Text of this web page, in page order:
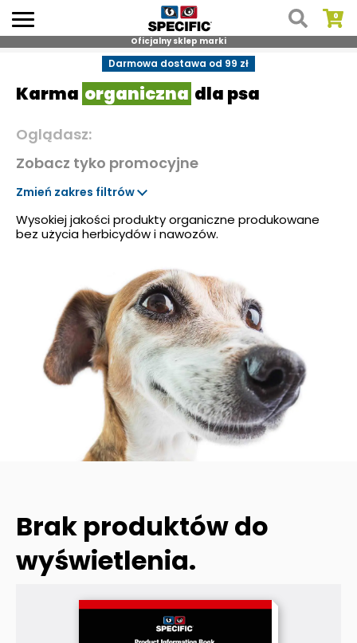
content
Oficjalny sklep marki
Darmowa dostawa od 99 zł
Karma organiczna dla psa
Oglądasz:
Zobacz tyko promocyjne
Zmień zakres filtrów
Wysokiej jakości produkty organiczne produkowane
bez użycia herbicydów i nawozów.
Brak produktów do
wyświetlenia.